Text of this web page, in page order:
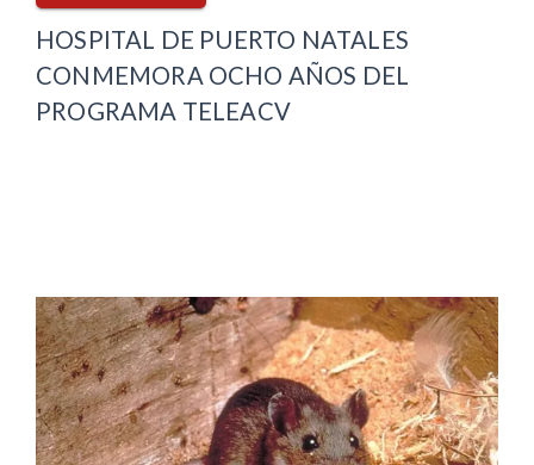
HOSPITAL DE PUERTO NATALES
CONMEMORA OCHO AÑOS DEL
PROGRAMA TELEACV